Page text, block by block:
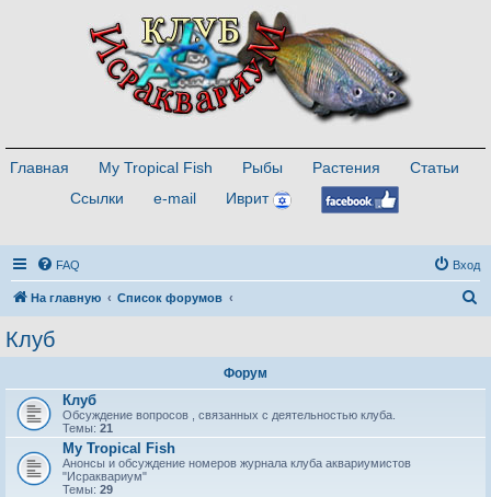
Главная My Tropical Fish Рыбы Растения
Статьи
Ссылки
e-mail Иврит
FAQ Вход
На главную Список форумов
Клуб
Форум
Клуб
Обсуждение вопросов , связанных с деятельностью клуба.
Темы: 21
My Tropical Fish
Анонсы и обсуждение номеров журнала клуба аквариумистов
"Исраквариум"
Темы: 29